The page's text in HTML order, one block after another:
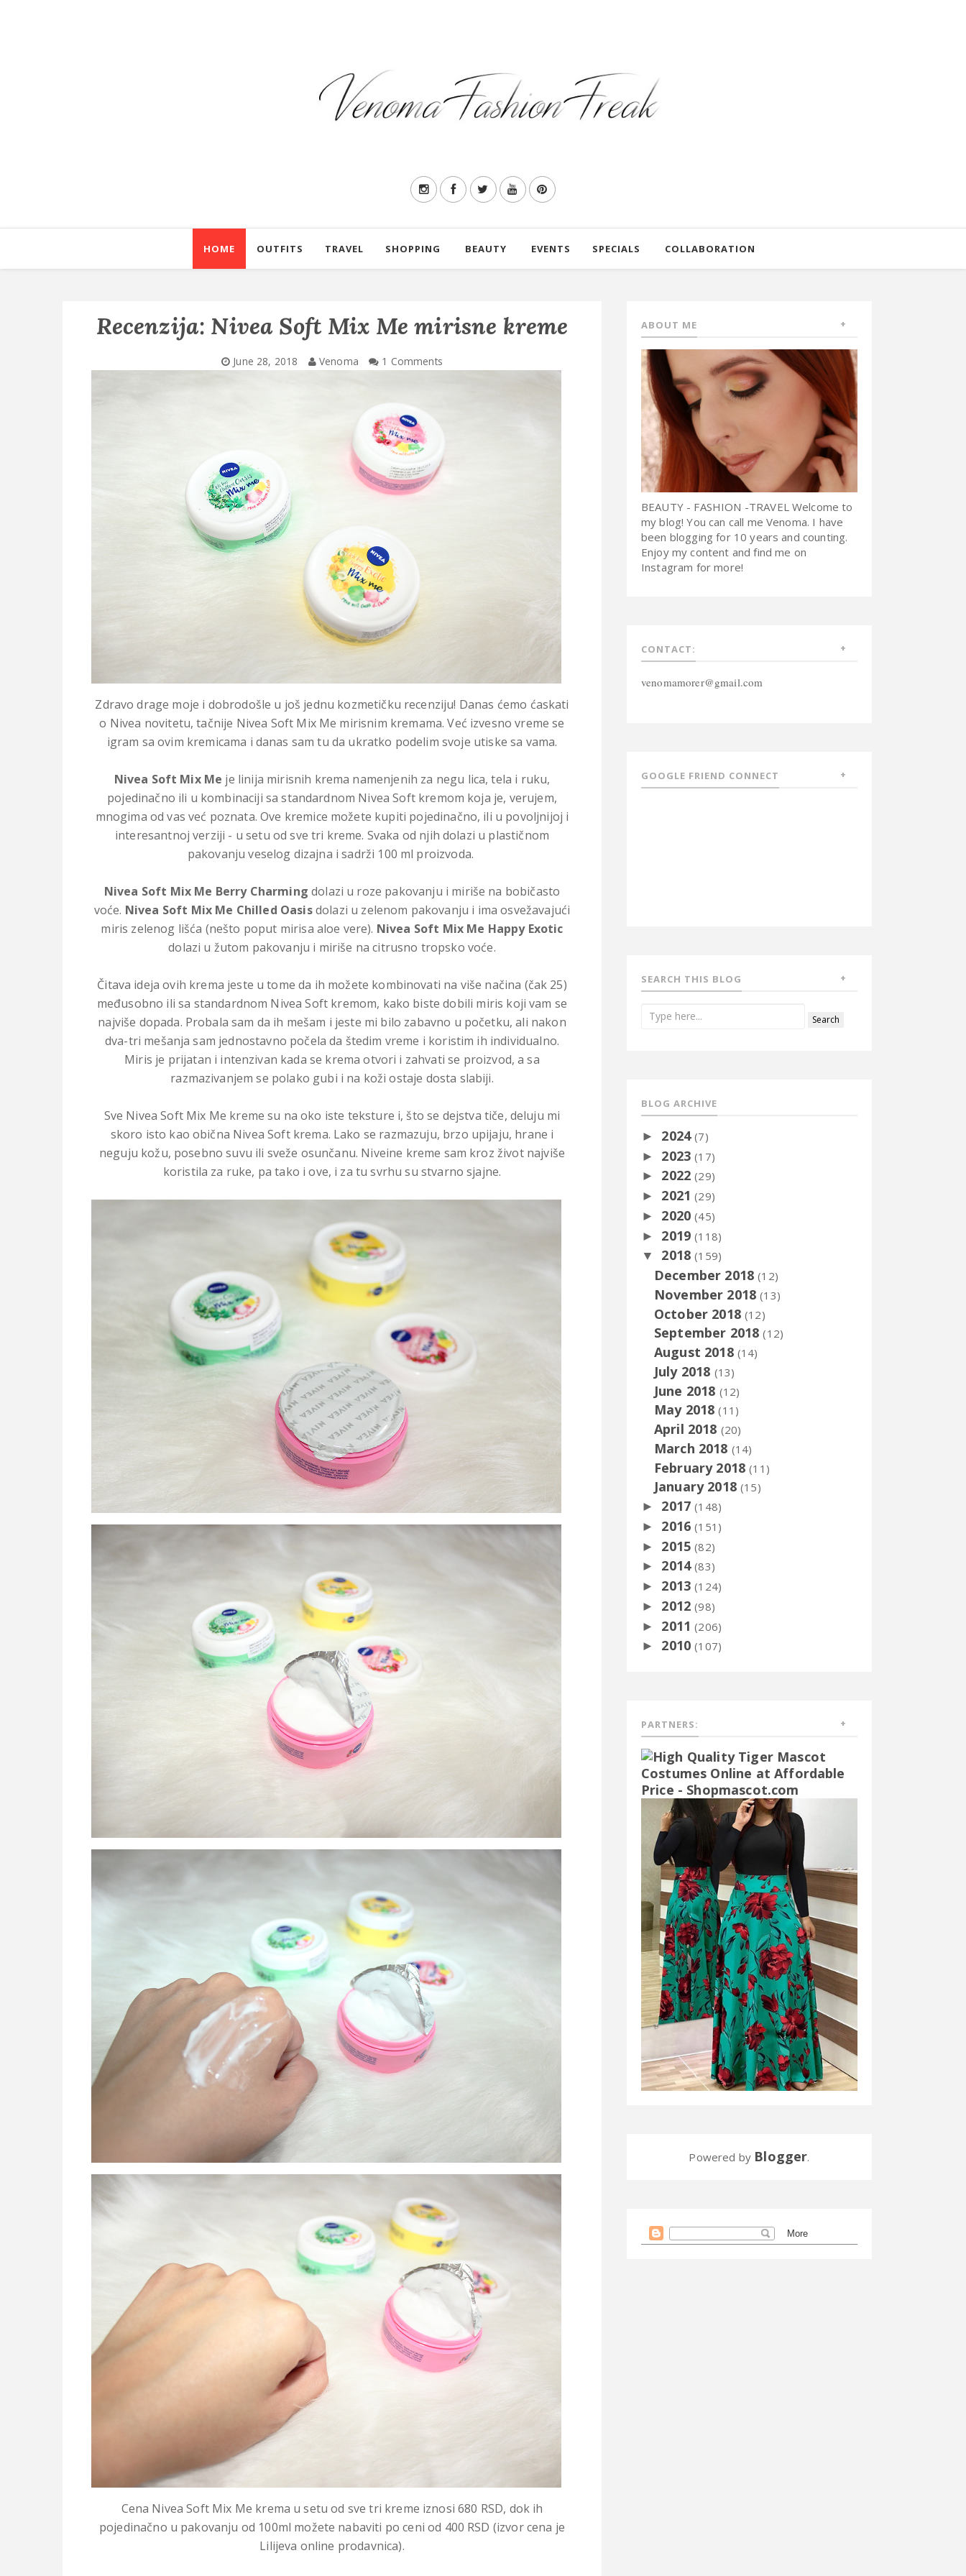
HOME OUTFITS TRAVEL SHOPPING BEAUTY EVENTS SPECIALS COLLABORATION
Recenzija: Nivea Soft Mix Me mirisne kreme
June 28, 2018 Venoma 1 Comments
Zdravo drage moje i dobrodošle u još jednu kozmetičku recenziju! Danas ćemo ćaskati
o Nivea novitetu, tačnije Nivea Soft Mix Me mirisnim kremama. Već izvesno vreme se
igram sa ovim kremicama i danas sam tu da ukratko podelim svoje utiske sa vama.
Nivea Soft Mix Me je linija mirisnih krema namenjenih za negu lica, tela i ruku,
pojedinačno ili u kombinaciji sa standardnom Nivea Soft kremom koja je, verujem,
mnogima od vas već poznata. Ove kremice možete kupiti pojedinačno, ili u povoljnijoj i
interesantnoj verziji - u setu od sve tri kreme. Svaka od njih dolazi u plastičnom
pakovanju veselog dizajna i sadrži 100 ml proizvoda.
Nivea Soft Mix Me Berry Charming dolazi u roze pakovanju i miriše na bobičasto
voće. Nivea Soft Mix Me Chilled Oasisdolazi u zelenom pakovanju i ima osvežavajući
miris zelenog lišća (nešto poput mirisa aloe vere). Nivea Soft Mix Me Happy Exotic
dolazi u žutom pakovanju i miriše na citrusno tropsko voće.
Čitava ideja ovih krema jeste u tome da ih možete kombinovati na više načina (čak 25)
međusobno ili sa standardnom Nivea Soft kremom, kako biste dobili miris koji vam se
najviše dopada. Probala sam da ih mešam i jeste mi bilo zabavno u početku, ali nakon
dva-tri mešanja sam jednostavno počela da štedim vreme i koristim ih individualno.
Miris je prijatan i intenzivan kada se krema otvori i zahvati se proizvod, a sa
razmazivanjem se polako gubi i na koži ostaje dosta slabiji.
Sve Nivea Soft Mix Me kreme su na oko iste teksture i, što se dejstva tiče, deluju mi
skoro isto kao obična Nivea Soft krema. Lako se razmazuju, brzo upijaju, hrane i
neguju kožu, posebno suvu ili sveže osunčanu. Niveine kreme sam kroz život najviše
koristila za ruke, pa tako i ove, i za tu svrhu su stvarno sjajne.
Cena Nivea Soft Mix Me krema u setu od sve tri kreme iznosi 680 RSD, dok ih
pojedinačno u pakovanju od 100ml možete nabaviti po ceni od 400 RSD (izvor cena je
Lilijeva online prodavnica).
ABOUT ME
BEAUTY - FASHION -TRAVEL Welcome to
my blog! You can call me Venoma. I have
been blogging for 10 years and counting.
Enjoy my content and find me on
Instagram for more!
CONTACT:
venomamorer@gmail.com
GOOGLE FRIEND CONNECT
SEARCH THIS BLOG
BLOG ARCHIVE
► 2024(7)
► 2023(17)
► 2022(29)
► 2021(29)
► 2020(45)
► 2019(118)
▼ 2018(159)
December 2018(12)
November 2018(13)
October 2018(12)
September 2018(12)
August 2018 (14)
July 2018 (13)
June 2018 (12)
May 2018(11)
April 2018 (20)
March 2018 (14)
February 2018(11)
January 2018(15)
► 2017(148)
► 2016(151)
► 2015(82)
► 2014(83)
► 2013(124)
► 2012(98)
► 2011(206)
► 2010(107)
PARTNERS:
Powered by Blogger.